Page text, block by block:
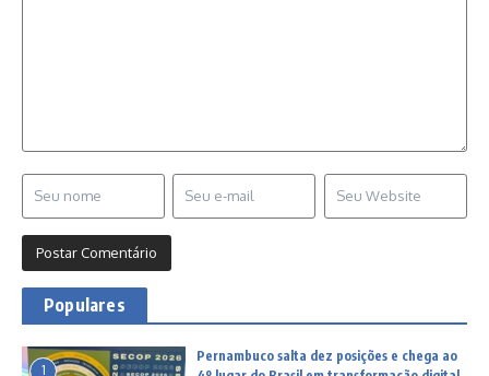
Populares
1
Pernambuco salta dez posições e chega ao